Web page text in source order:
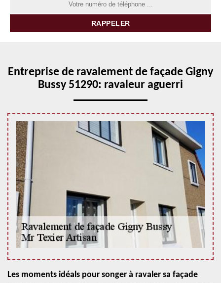
Entreprise de ravalement de façade Gigny
Bussy 51290: ravaleur aguerri
Les moments idéals pour songer à ravaler sa façade